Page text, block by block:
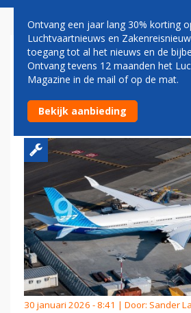
BOEING ONTDEKT
MOTORPROBLEEM
TIJDENS INSPECTIE
30 januari 2026 - 8:41 | Door: Sander
Ontvang een jaar lang 30% korting
Luchtvaartnieuws en
toegang tot al het nieuws en de
Ontvang tevens 12 maanden het
Magazine in de mail of op de mat.
Bekijk aanbieding